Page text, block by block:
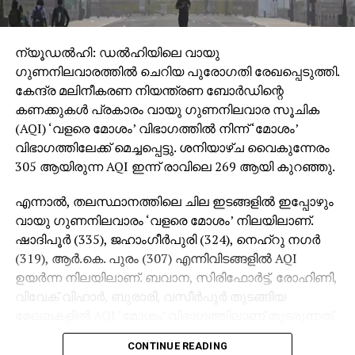
ന്യൂഡൽഹി: ഡൽഹിയിലെ വായു
ഗുണനിലവാരത്തിൽ ചെറിയ പുരോഗതി രേഖപ്പെടുത്തി.
കേന്ദ്ര മലിനീകരണ നിയന്ത്രണ ബോർഡിന്റെ
കണക്കുകൾ പ്രകാരം വായു ഗുണനിലവാര സൂചിക
(AQI) ‘വളരെ മോശം’ വിഭാഗത്തിൽ നിന്ന് ‘മോശം’
വിഭാഗത്തിലേക്ക് മെച്ചപ്പെട്ടു. ശനിയാഴ്ച വൈകുന്നേരം
305 ആയിരുന്ന AQI ഇന്ന് രാവിലെ 269 ആയി കുറഞ്ഞു.
എന്നാൽ, തലസ്ഥാനത്തിലെ ചില ഇടങ്ങളിൽ ഇപ്പോഴും
വായു ഗുണനിലവാരം ‘വളരെ മോശം’ നിലയിലാണ്.
ഷാദിപൂർ (335), ജഹാംഗീർപുരി (324), നെഹ്‌റു നഗർ
(319), ആർ.കെ. പുരം (307) എന്നിവിടങ്ങളിൽ AQI
ഉയർന്ന നിലയിലാണ്. ബവാന, സിരിഫോർട്ട്, രോഹിണി,
വിവേക് വിഹാർ, ബുരാരി, വസീർപൂർ തുടങ്ങിയ
മന്ദിർ മാർഗിൽ ഏറ്റവും കുറഞ്ഞ AQI 158
CONTINUE READING